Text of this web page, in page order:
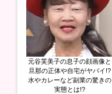
元谷芙美子の息子の顔画像と
旦那の正体や自宅がヤバイ!?
水やカレーなど副業の驚きの
実態とは!?